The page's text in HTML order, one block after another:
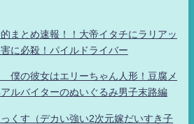
まとめ速報！！大帝イタチにラリアッ
に必殺！パイルドライバー
僕の彼女はエリーちゃん人形！豆腐メ
ルバイターのぬいぐるみ男子末路編
くす（デカい強い2次元嫁だいすき子